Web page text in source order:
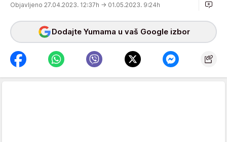
Objavljeno 27.04.2023. 12:37h → 01.05.2023. 9:24h
Dodajte Yumama u vaš Google izbor